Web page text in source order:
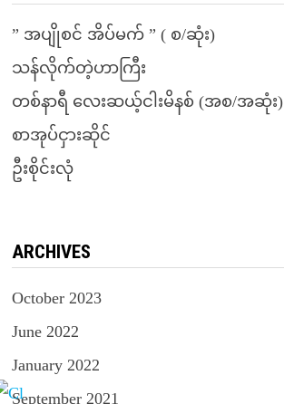
” အပျိုစင် အိပ်မက် ” ( စ/ဆုံး)
သန်လိုက်တဲ့ဟာကြီး
တစ်နာရီ လေးဆယ့်ငါးမိနစ် (အစ/အဆုံး)
စာအုပ်ငှားဆိုင်
ဦးစိုင်းလုံ
ARCHIVES
October 2023
June 2022
January 2022
September 2021